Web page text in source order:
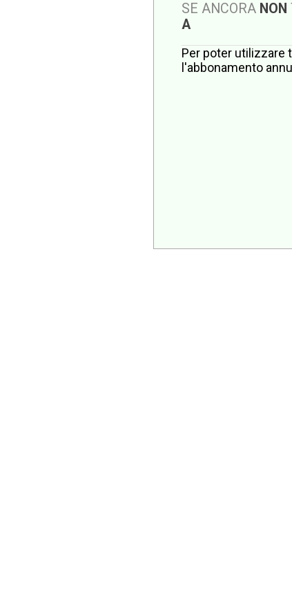
SE ANCORA NON
A
Per poter utilizzare
l'abbonamento